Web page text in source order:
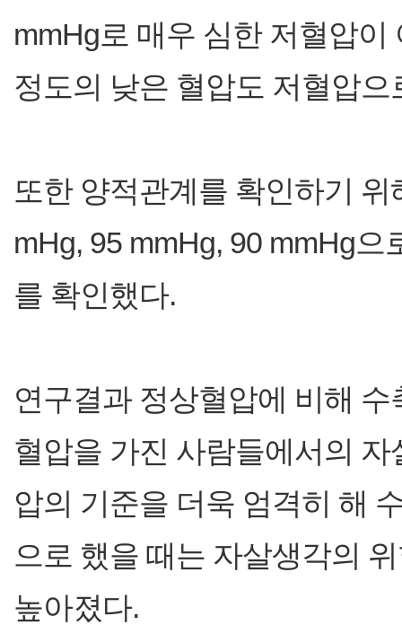
mmHg로 매우 심한 저혈압
정도의 낮은 혈압도 저혈압으
또한 양적관계를 확인하기
mHg, 95 mmHg, 90 mmHg
를 확인했다.
연구결과 정상혈압에 비해
혈압을 가진 사람들에서의
압의 기준을 더욱 엄격히 해
으로 했을 때는 자살생각의
높아졌다.